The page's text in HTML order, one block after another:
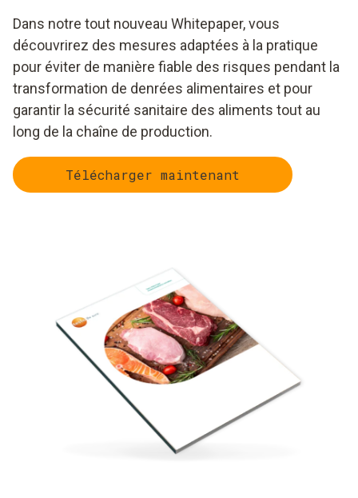
Dans notre tout nouveau Whitepaper, vous
découvrirez des mesures adaptées à la pratique
pour éviter de manière fiable des risques pendant la
transformation de denrées alimentaires et pour
garantir la sécurité sanitaire des aliments tout au
long de la chaîne de production.
Télécharger maintenant